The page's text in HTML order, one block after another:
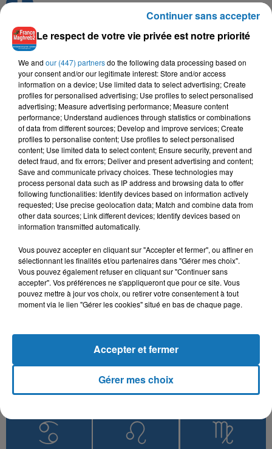
TITRES DIFFUSÉS
6h53
6h53
MATOUB LOUNES
Slaavitt Ay Avehri
6h50
6h50
MOHAMED RAMADAN
Roo7
6h46
6h46
FAYCAL MIGNON, TOXICO
Hya Li Bghat
L'HOROSCOPE
Taureau
Le respect de votre vie privée est notre priorité
We and our (447) partnersdo the following data processing based on
your consent and/or our legitimate interest: Store and/or access
information on a device; Use limited data to select advertising; Create
profiles for personalised advertising; Use profiles to select personalised
advertising; Measure advertising performance; Measure content
performance; Understand audiences through statistics or combinations
of data from different sources; Develop and improve services; Create
profiles to personalise content; Use profiles to select personalised
content; Use limited data to select content; Ensure security, prevent and
detect fraud, and fix errors; Deliver and present advertising and content;
Save and communicate privacy choices. These technologies may
process personal data such as IP address and browsing data to offer
following functionalities: Identify devices based on information actively
requested; Use precise geolocation data; Match and combine data from
other data sources; Link different devices; Identify devices based on
information transmitted automatically.
Vous pouvez accepter en cliquant sur "Accepter et fermer", ou affiner en
sélectionnant les finalités et/ou partenaires dans "Gérer mes choix".
Vous pouvez également refuser en cliquant sur "Continuer sans
accepter". Vos préférences ne s'appliqueront que pour ce site. Vous
pouvez mettre à jour vos choix, ou retirer votre consentement à tout
moment via le lien "Gérer les cookies" situé en bas de chaque page.
Gérer mes choix
Accepter et fermer
Continuer sans accepter